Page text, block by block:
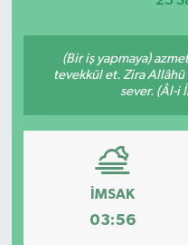
(Bir iş yapmaya)
tevekkül et. Zira Allâhü
sever. (Âl-i
İMSAK
03:56
Haber Arşivi